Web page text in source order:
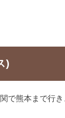
)
で熊本まで行